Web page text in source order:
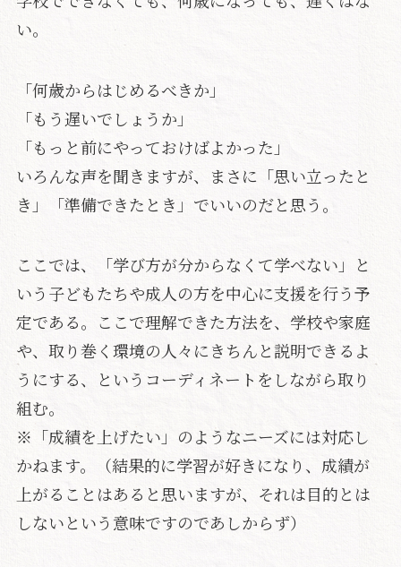
い。
「何歳からはじめるべきか」
「もう遅いでしょうか」
「もっと前にやっておけばよかった」
いろんな声を聞きますが、まさに「思い立ったと
き」「準備できたとき」でいいのだと思う。
ここでは、「学び方が分からなくて学べない」と
いう子どもたちや成人の方を中心に支援を行う予
定である。ここで理解できた方法を、学校や家庭
や、取り巻く環境の人々にきちんと説明できるよ
うにする、というコーディネートをしながら取り
組む。
※「成績を上げたい」のようなニーズには対応し
かねます。（結果的に学習が好きになり、成績が
上がることはあると思いますが、それは目的とは
しないという意味ですのであしからず）